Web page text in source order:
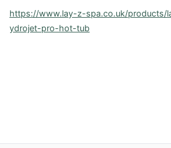
https://www.lay-z-spa.co.uk/products/
ydrojet-pro-hot-tub